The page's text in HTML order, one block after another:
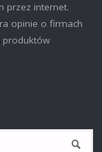
przez internet.
opinie o firmach
produktów